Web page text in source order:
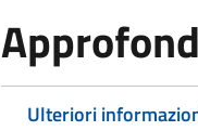
Ulteriori